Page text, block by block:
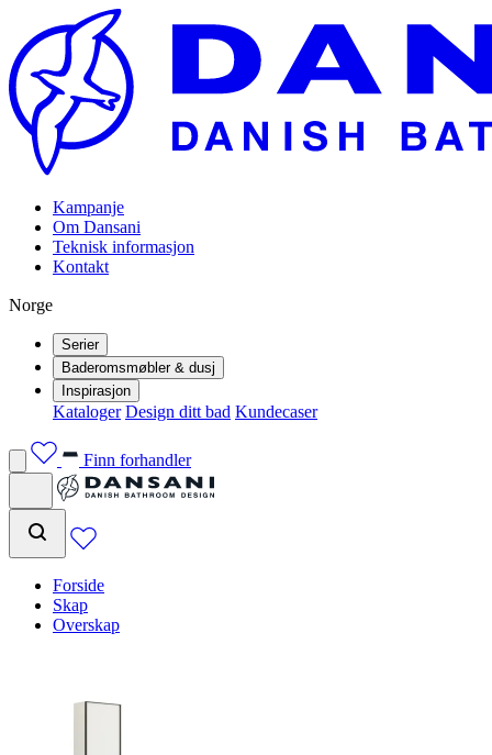
Kampanje
Om Dansani
Teknisk informasjon
Kontakt
Norge
Serier
Baderomsmøbler & dusj
Inspirasjon
Kataloger Design ditt bad Kundecaser
Finn forhandler
Forside
Skap
Overskap